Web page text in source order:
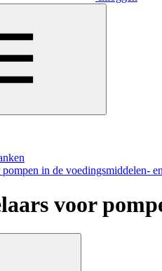
in de voedingsmiddelen-
voor